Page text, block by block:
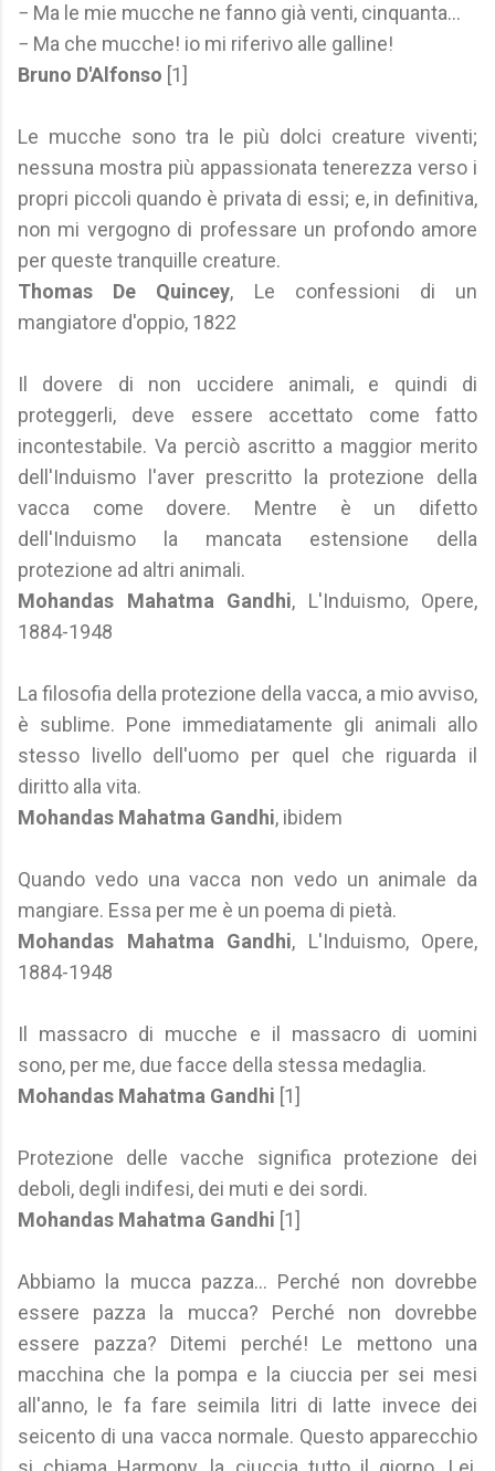
− Ma le mie mucche ne fanno già venti, cinquanta...
− Ma che mucche! io mi riferivo alle galline!
Bruno D'Alfonso [1]
Le mucche sono tra le più dolci creature viventi;
nessuna mostra più appassionata tenerezza verso i
propri piccoli quando è privata di essi; e, in definitiva,
non mi vergogno di professare un profondo amore
per queste tranquille creature.
Thomas De Quincey, Le confessioni di un
mangiatore d'oppio, 1822
Il dovere di non uccidere animali, e quindi di
proteggerli, deve essere accettato come fatto
incontestabile. Va perciò ascritto a maggior merito
dell'Induismo l'aver prescritto la protezione della
vacca come dovere. Mentre è un difetto
dell'Induismo la mancata estensione della
protezione ad altri animali.
Mohandas Mahatma Gandhi, L'Induismo, Opere,
1884-1948
La filosofia della protezione della vacca, a mio avviso,
è sublime. Pone immediatamente gli animali allo
stesso livello dell'uomo per quel che riguarda il
diritto alla vita.
Mohandas Mahatma Gandhi, ibidem
Quando vedo una vacca non vedo un animale da
mangiare. Essa per me è un poema di pietà.
Mohandas Mahatma Gandhi, L'Induismo, Opere,
1884-1948
Il massacro di mucche e il massacro di uomini
sono, per me, due facce della stessa medaglia.
Mohandas Mahatma Gandhi [1]
Protezione delle vacche significa protezione dei
deboli, degli indifesi, dei muti e dei sordi.
Mohandas Mahatma Gandhi [1]
Abbiamo la mucca pazza... Perché non dovrebbe
essere pazza la mucca? Perché non dovrebbe
essere pazza? Ditemi perché! Le mettono una
macchina che la pompa e la ciuccia per sei mesi
all'anno, le fa fare seimila litri di latte invece dei
seicento di una vacca normale. Questo apparecchio